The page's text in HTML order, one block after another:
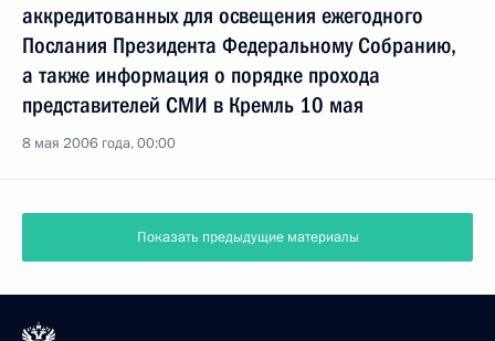
аккредитованных для освещения ежегодного
Послания Президента Федеральному Собранию,
а также информация о порядке прохода
представителей СМИ в Кремль 10 мая
8 мая 2006 года, 00:00
Показать предыдущие материалы